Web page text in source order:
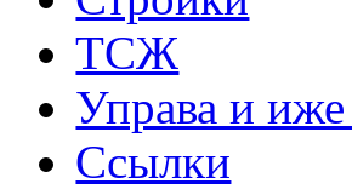
ТСЖ
Управа и
Ссылки